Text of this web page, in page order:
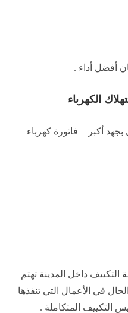
أفضل أداء .
الكهرباء
أكبر = فاتورة كهرباء
داخل المدينة تهتم
في الأعمال التي تنفذها
المتكاملة .